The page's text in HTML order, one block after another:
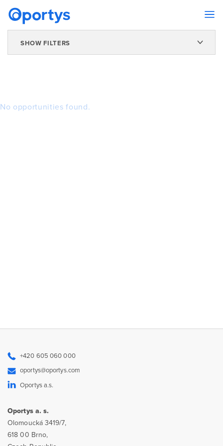
SHOW FILTERS
No opportunities found.
+420 605 060 000
oportys@oportys.com
Oportys a.s.
Oportys a. s.
Olomoucká 3419/7,
618 00 Brno,